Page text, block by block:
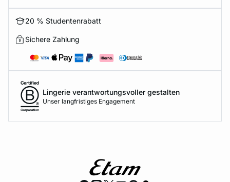
20 % Studentenrabatt
Sichere Zahlung
Lingerie verantwortungsvoller gestalten
Unser langfristiges Engagement